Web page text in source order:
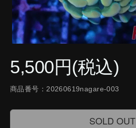
5,500円(税込)
商品番号：20260619nagare-003
SOLD OUT